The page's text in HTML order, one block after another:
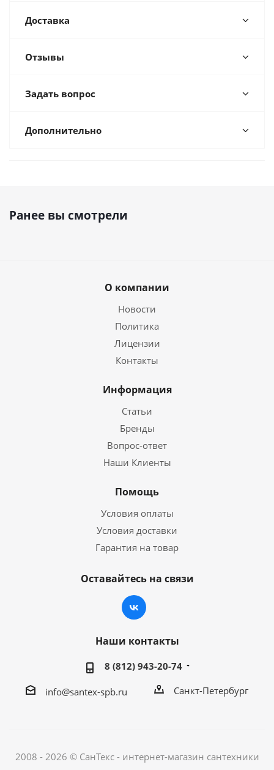
Доставка
Отзывы
Задать вопрос
Дополнительно
Ранее вы смотрели
О компании
Новости
Политика
Лицензии
Контакты
Информация
Статьи
Бренды
Вопрос-ответ
Наши Клиенты
Помощь
Условия оплаты
Условия доставки
Гарантия на товар
Оставайтесь на связи
Наши контакты
8 (812) 943-20-74
info@santex-spb.ru Санкт-Петербург
2008 - 2026 © СанТекс - интернет-магазин cантехники